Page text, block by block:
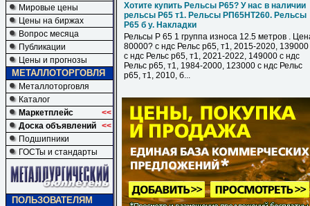
Мировые цены
Цены на биржах
Вопрос месяца
Публикации
Цены и прогнозы
МЕТАЛЛОТОРГОВЛЯ
Металлоторговля
Каталог
Маркетплейс
<<
Доска объявлений <<
Подшипники
ГОСТы и стандарты
ПОЛЬЗОВАТЕЛЯМ
Хотите купить Рельсы Р65? У нас в наличии
рельсы Р65 т1. Рельсы РП65НТ260. Рельсы
Р65 б у. Накладки
Рельсы Р 65 1 группа износа 12.5 метров .
80000? с ндс Рельс р65, т1, 2015-2020, 139000
с ндс Рельс р65, т1, 2021-2022, 149000 с ндс
Рельс р65, т1, 1984-2000, 123000 с ндс Рельс
р65, т1, 2010, б...